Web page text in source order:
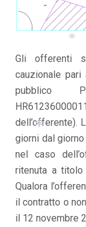
Gli offerenti
cauzionale pari
pubblico
dell’offerente).
giorni dal
nel caso
ritenuta a titolo
Qualora
il contratto o
il 12 novembre
*
*